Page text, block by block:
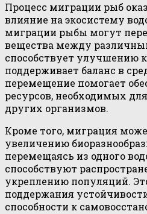
Процесс миграции рыб
влияние на экосистему
миграции рыбы могут
вещества между
способствует улучшению
поддерживает баланс в
перемещение помогает
ресурсов, необходимых
других организмов.
Кроме того, миграция
увеличению
перемещаясь из одного
способствуют
укреплению популяций.
поддержания
способности к